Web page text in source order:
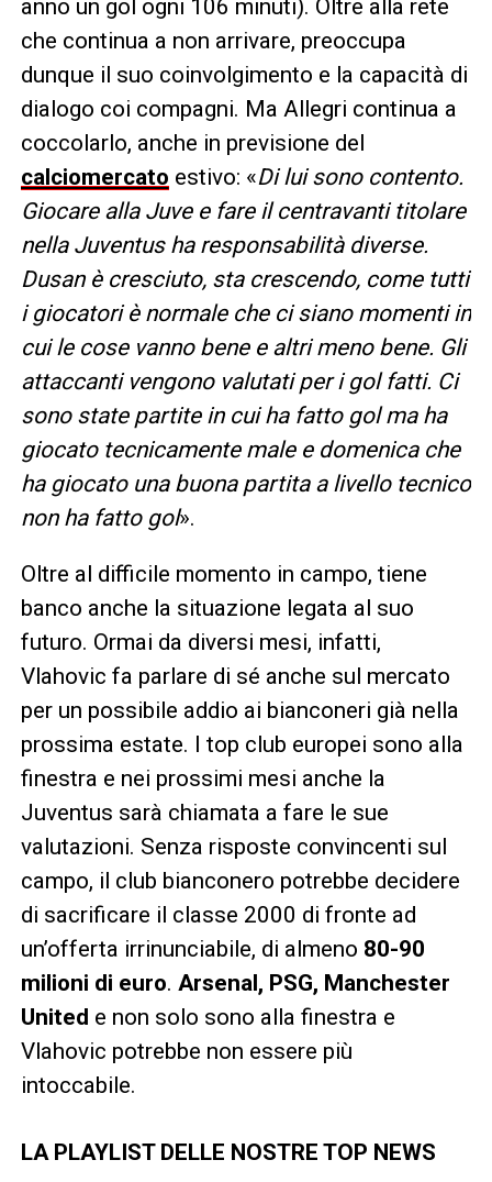
anno un gol ogni 106 minuti). Oltre alla rete
che continua a non arrivare, preoccupa
dunque il suo coinvolgimento e la capacità di
dialogo coi compagni. Ma Allegri continua a
coccolarlo, anche in previsione del
calciomercato estivo: «Di lui sono contento.
Giocare alla Juve e fare il centravanti titolare
nella Juventus ha responsabilità diverse.
Dusan è cresciuto, sta crescendo, come tutti
i giocatori è normale che ci siano momenti in
cui le cose vanno bene e altri meno bene. Gli
attaccanti vengono valutati per i gol fatti. Ci
sono state partite in cui ha fatto gol ma ha
giocato tecnicamente male e domenica che
ha giocato una buona partita a livello tecnico
non ha fatto gol».
Oltre al difficile momento in campo, tiene
banco anche la situazione legata al suo
futuro. Ormai da diversi mesi, infatti,
Vlahovic fa parlare di sé anche sul mercato
per un possibile addio ai bianconeri già nella
prossima estate. I top club europei sono alla
finestra e nei prossimi mesi anche la
Juventus sarà chiamata a fare le sue
valutazioni. Senza risposte convincenti sul
campo, il club bianconero potrebbe decidere
di sacrificare il classe 2000 di fronte ad
un’offerta irrinunciabile, di almeno 80-90
milioni di euro. Arsenal, PSG, Manchester
United e non solo sono alla finestra e
Vlahovic potrebbe non essere più
intoccabile.
LA PLAYLIST DELLE NOSTRE TOP NEWS